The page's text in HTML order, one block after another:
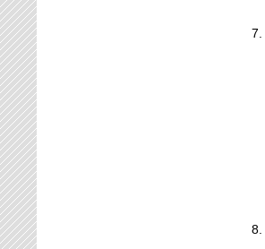
7.
8.